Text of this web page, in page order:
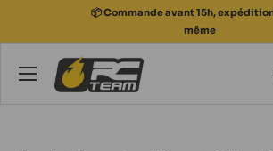
📦 Commande avant 15h,
même
RC
Team